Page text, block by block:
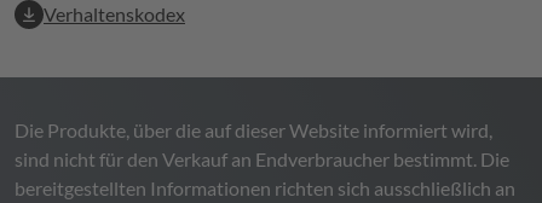
Verhaltenskodex
Die Produkte, über die auf dieser Website informiert wird,
sind nicht für den Verkauf an Endverbraucher bestimmt. Die
bereitgestellten Informationen richten sich ausschließlich an